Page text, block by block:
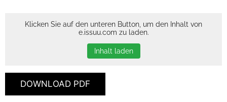
Klicken Sie auf den unteren Button, um den Inhalt von
e.issuu.com zu laden.
Inhalt laden
DOWNLOAD PDF